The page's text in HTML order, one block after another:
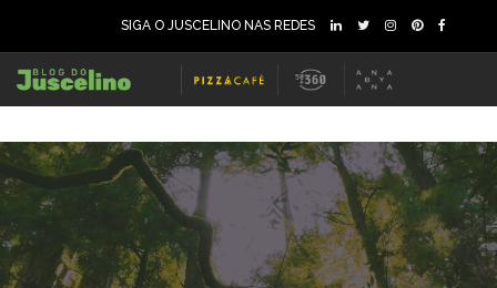
SIGA O JUSCELINO NAS REDES